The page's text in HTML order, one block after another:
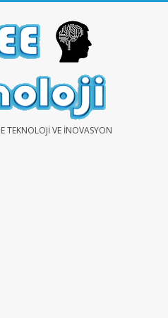
TEKNOLOJI VE İNOVASYON